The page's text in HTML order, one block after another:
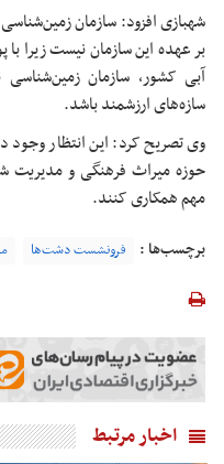
شهبازی افزود: سازمان
آبی کشور، سازمان
سازه‌های ارزشمند باشد.
وی تصریح کرد: این انتظار وجود
حوزه میراث فرهنگی و مدیریت
مهم همکاری کنند.
برچسب‌ها : فرونشست دشت‌ها
اخبار مرتبط